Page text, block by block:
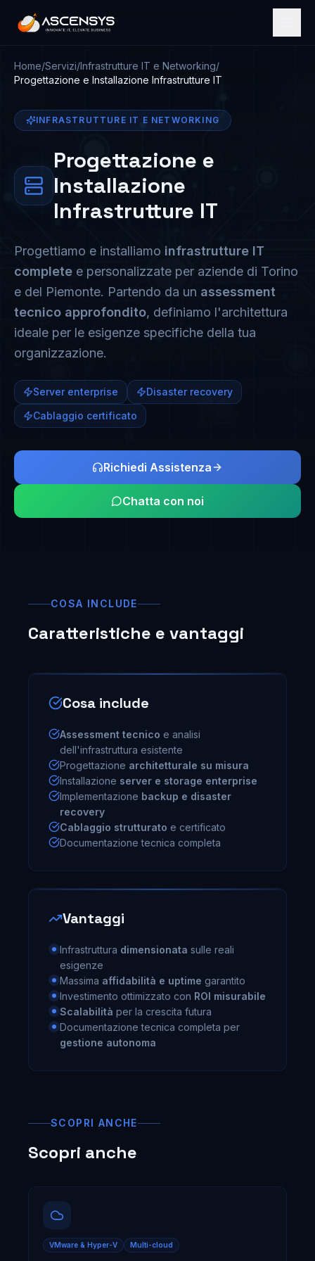
Home/Servizi/Infrastrutture IT e Networking/
Progettazione e Installazione Infrastrutture IT
INFRASTRUTTURE IT E NETWORKING
Progettazione e
Installazione
Infrastrutture IT
Progettiamo e installiamo infrastrutture IT
complete e personalizzate per aziende di Torino
e del Piemonte. Partendo da un assessment
tecnico approfondito, definiamo l'architettura
ideale per le esigenze specifiche della tua
organizzazione.
Server enterprise
Disaster recovery
Cablaggio certificato
Richiedi Assistenza
Chatta con noi
COSA INCLUDE
Caratteristiche e vantaggi
Cosa include
Assessment tecnico e analisi
dell'infrastruttura esistente
Progettazione architetturale su misura
Installazione server e storage enterprise
Implementazione backup e disaster
recovery
Cablaggio strutturato e certificato
Documentazione tecnica completa
Vantaggi
Infrastruttura dimensionata sulle reali
esigenze
Massima affidabilità e uptime garantito
Investimento ottimizzato con ROI misurabile
Scalabilità per la crescita futura
Documentazione tecnica completa per
gestione autonoma
SCOPRI ANCHE
Scopri anche
VMware & Hyper-V Multi-cloud